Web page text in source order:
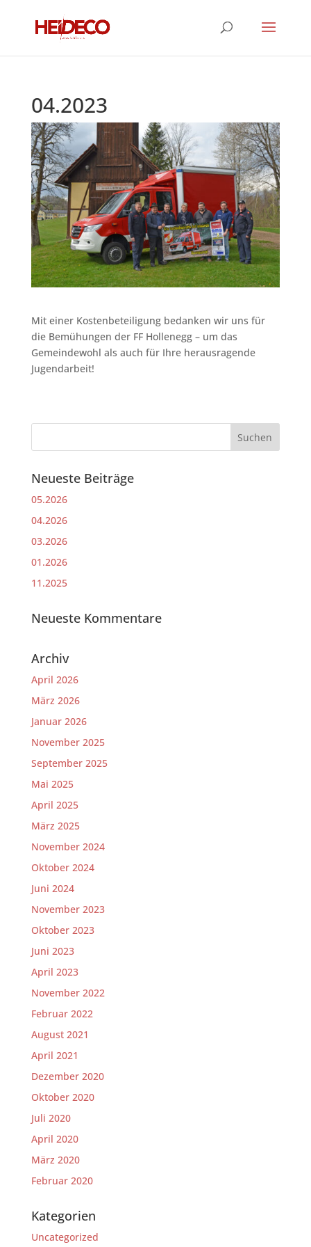
04.2023
Mit einer Kostenbeteiligung bedanken wir uns für
die Bemühungen der FF Hollenegg – um das
Gemeindewohl als auch für Ihre herausragende
Jugendarbeit!
Neueste Beiträge
05.2026
04.2026
03.2026
01.2026
11.2025
Neueste Kommentare
Archiv
April 2026
März 2026
Januar 2026
November 2025
September 2025
Mai 2025
April 2025
März 2025
November 2024
Oktober 2024
Juni 2024
November 2023
Oktober 2023
Juni 2023
April 2023
November 2022
Februar 2022
August 2021
April 2021
Dezember 2020
Oktober 2020
Juli 2020
April 2020
März 2020
Februar 2020
Kategorien
Uncategorized